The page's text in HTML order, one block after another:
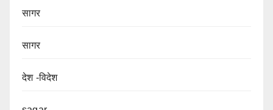
सागर
सागर
देश -विदेश